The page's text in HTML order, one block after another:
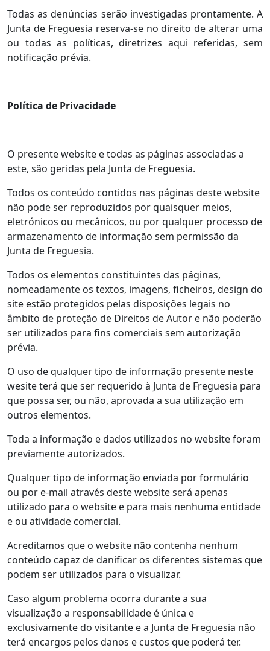
Todas as denúncias serão investigadas prontamente. A
Junta de Freguesia reserva-se no direito de alterar uma
ou todas as políticas, diretrizes aqui referidas, sem
notificação prévia.
Política de Privacidade
O presente website e todas as páginas associadas a
este, são geridas pela Junta de Freguesia.
Todos os conteúdo contidos nas páginas deste website
não pode ser reproduzidos por quaisquer meios,
eletrónicos ou mecânicos, ou por qualquer processo de
armazenamento de informação sem permissão da
Junta de Freguesia.
Todos os elementos constituintes das páginas,
nomeadamente os textos, imagens, ficheiros, design do
site estão protegidos pelas disposições legais no
âmbito de proteção de Direitos de Autor e não poderão
ser utilizados para fins comerciais sem autorização
prévia.
O uso de qualquer tipo de informação presente neste
wesite terá que ser requerido à Junta de Freguesia para
que possa ser, ou não, aprovada a sua utilização em
outros elementos.
Toda a informação e dados utilizados no website foram
previamente autorizados.
Qualquer tipo de informação enviada por formulário
ou por e-mail através deste website será apenas
utilizado para o website e para mais nenhuma entidade
e ou atividade comercial.
Acreditamos que o website não contenha nenhum
conteúdo capaz de danificar os diferentes sistemas que
podem ser utilizados para o visualizar.
Caso algum problema ocorra durante a sua
visualização a responsabilidade é única e
exclusivamente do visitante e a Junta de Freguesia não
terá encargos pelos danos e custos que poderá ter.